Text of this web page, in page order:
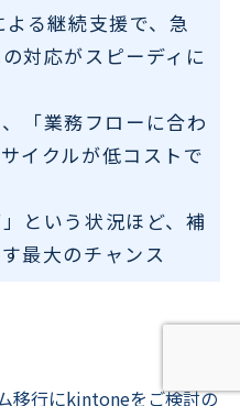
る継続支援で、急
対応がスピーディに
「業務フローに合わ
イクルが低コストで
という状況ほど、補
最大のチャンス
移行にkintoneをご検討の